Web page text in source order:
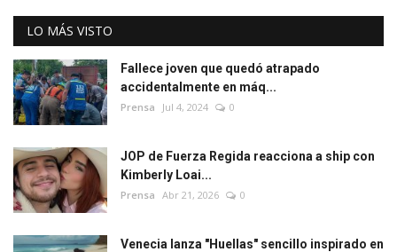
LO MÁS VISTO
Fallece joven que quedó atrapado
accidentalmente en máq...
Prensa Jul 4, 2024 0
JOP de Fuerza Regida reacciona a ship con
Kimberly Loai...
Prensa Abr 21, 2026 0
Venecia lanza "Huellas" sencillo inspirado en